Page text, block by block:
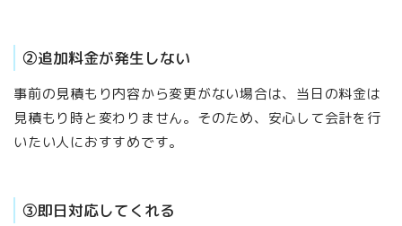
②追加料金が発生しない
事前の見積もり内容から変更がない場合は、当日の料金は
見積もり時と変わりません。そのため、安心して会計を行
いたい人におすすめです。
③即日対応してくれる